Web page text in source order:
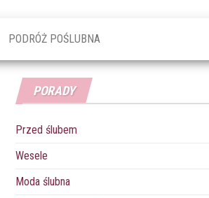
PODRÓŻ POŚLUBNA
PORADY
Przed ślubem
Wesele
Moda ślubna